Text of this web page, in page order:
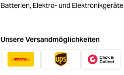
Batterien, Elektro- und Elektronikgeräte
Unsere Versandmöglichkeiten